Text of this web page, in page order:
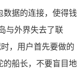
数据的连接，使得钱
与外界失去了联
，用户首先要做的
的船长，不要盲目地